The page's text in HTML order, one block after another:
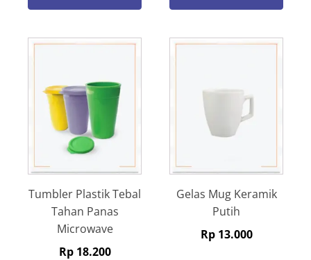
Tumbler Plastik Tebal
Tahan Panas
Microwave
Rp18.200
Gelas Mug Keramik
Putih
Rp13.000